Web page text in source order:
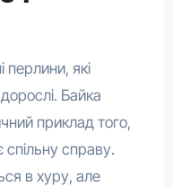
перлини, які
Байка
приклад того,
спільну справу.
в хуру, але